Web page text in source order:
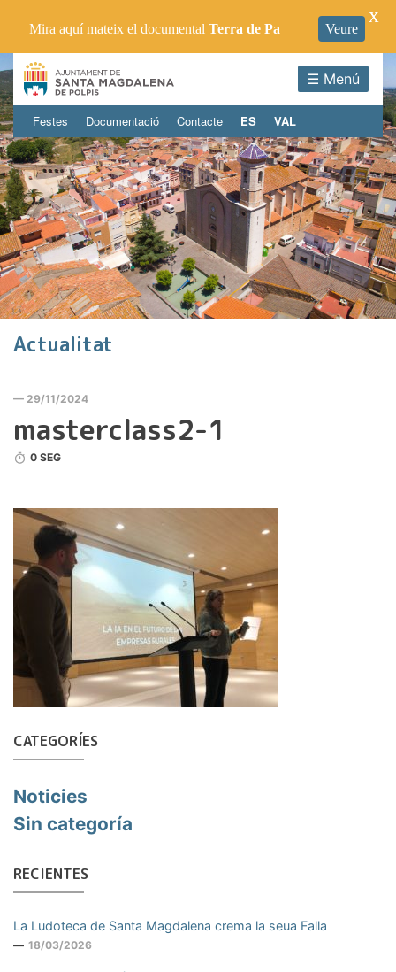
☰ Menú
Festes Documentació Contacte ES VAL
Actualitat
— 29/11/2024
masterclass2-1
0 SEG
CATEGORÍES
Noticies
Sin categoría
RECIENTES
La Ludoteca de Santa Magdalena crema la seua Falla
18/03/2026
Mira aquí mateix el documental Terra de Pa Veure
X